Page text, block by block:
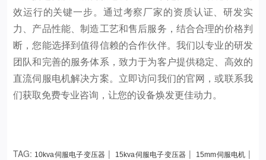
效运行的关键一步。通过考察厂家的资质认证、研发实
力、产品性能、制造工艺和售后服务，结合合理的价格判
断，您能选择到值得信赖的合作伙伴。我们以专业的研发
团队和完善的服务体系，致力于为客户提供稳定、高效的
直流伺服电机解决方案。立即访问我们的官网，或联系我
们获取免费专业咨询，让您的设备焕发更佳动力。
TAG: 10kva伺服电子变压器 | 15kva伺服电子变压器 | 15mm伺服电机 |